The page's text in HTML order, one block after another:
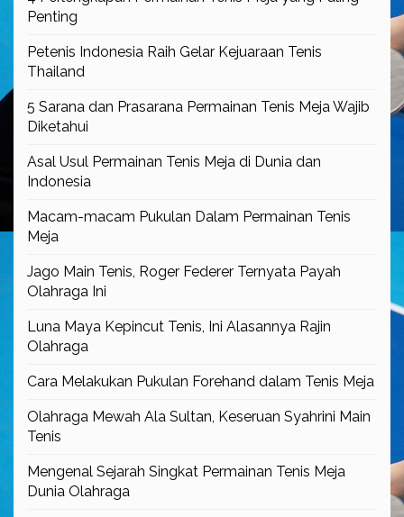
Penting
Petenis Indonesia Raih Gelar Kejuaraan Tenis
Thailand
5 Sarana dan Prasarana Permainan Tenis Meja Wajib
Diketahui
Asal Usul Permainan Tenis Meja di Dunia dan
Indonesia
Macam-macam Pukulan Dalam Permainan Tenis
Meja
Jago Main Tenis, Roger Federer Ternyata Payah
Olahraga Ini
Luna Maya Kepincut Tenis, Ini Alasannya Rajin
Olahraga
Cara Melakukan Pukulan Forehand dalam Tenis Meja
Olahraga Mewah Ala Sultan, Keseruan Syahrini Main
Tenis
Mengenal Sejarah Singkat Permainan Tenis Meja
Dunia Olahraga